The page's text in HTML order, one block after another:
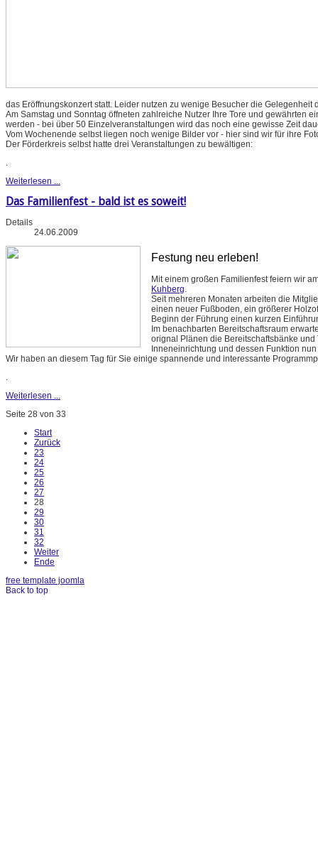
das Eröffnungskonzert statt. Leider nutzen zu wenige Besucher die
Am Samstag und Sonntag öffneten zahlreiche Nutzer Ihre Tore und gewährten
werden - bei über 50 Einzelveranstaltungen wird das noch eine gewisse Zeit
Vom Wochenende selbst liegen noch wenige Bilder vor - hier sind wir für ihre
Der Förderkreis selbst hatte drei Veranstaltungen zu bewältigen:
Weiterlesen ...
Das Familienfest - bald ist es soweit!
Details
24.06.2009
Festung neu erleben!
Mit einem großen Familienfest feiern wir
Kuhberg.
Seit mehreren Monaten arbeiten die
einen neuer Fußboden, ein größerer
Beginn der Führung einen kurzen
Im benachbarten Bereitschaftsraum
orignal Plänen die Bereitschaftsbänke
Inneneinrichtung und dessen Funktion
Wir haben an diesem Tag für Sie einige spannende und interessante
.
Weiterlesen ...
Seite 28 von 33
Start
Zurück
23
24
25
26
27
28
29
30
31
32
Weiter
Ende
free template joomla
Back to top